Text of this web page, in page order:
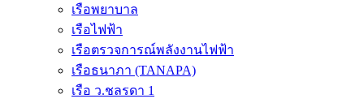
เรือพยาบาล
เรือไฟฟ้า
เรือตรวจการณ์พลังงานไฟฟ้า
เรือธนาภา (TANAPA)
เรือ ว.ชลรดา 1